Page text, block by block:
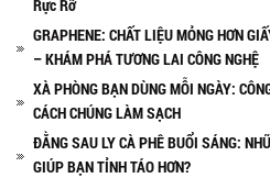
Rực Rỡ
GRAPHENE: CHẤT LIỆU MỎNG HƠN
– KHÁM PHÁ TƯƠNG LAI CÔNG NGHỆ
XÀ PHÒNG BẠN DÙNG MỖI NGÀY:
CÁCH CHÚNG LÀM SẠCH
ĐẰNG SAU LY CÀ PHÊ BUỔI SÁNG:
GIÚP BẠN TỈNH TÁO HƠN?